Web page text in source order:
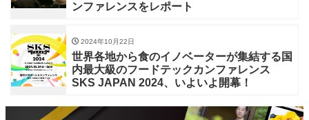
ンファレンスをレポート
2024年10月22日
世界各地から食のイノベーターが集結する国
内最大級のフードテックカンファレンス
SKS JAPAN 2024、いよいよ開幕！